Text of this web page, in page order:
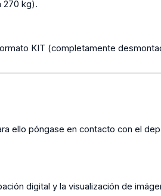
270 kg).
KIT (completamente
ello póngase en contacto con el
digital y la visualización de